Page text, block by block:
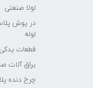
لولا صنعتی
در پوش
لوله
قطعات
یراق آلات
چرخ دنده